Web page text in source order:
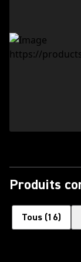
Produits
Tous (16)